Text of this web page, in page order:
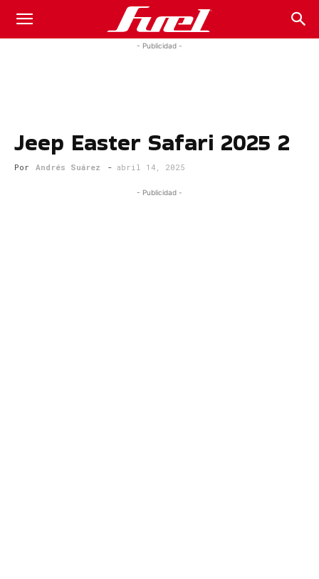
Fuel
Magazine
- Publicidad -
Jeep Easter Safari 2025 2
Por Andrés Suárez - abril 14, 2025
- Publicidad -